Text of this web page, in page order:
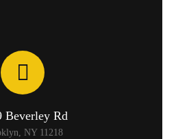
Beverley Rd
NY 11218